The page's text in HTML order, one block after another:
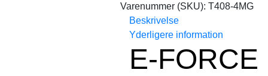
hjulet)
Varenummer (SKU): T408-4MG
Beskrivelse
Yderligere information
E-FORCE